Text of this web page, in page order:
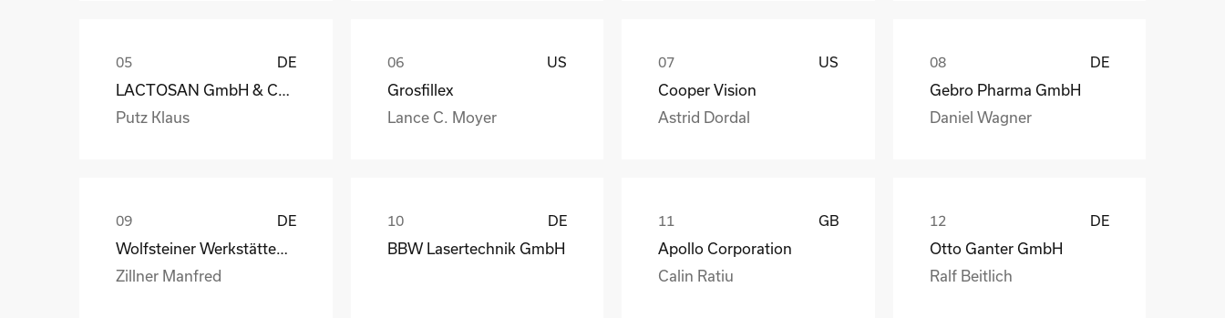
DE
Putz Klaus
US
Grosfillex
Lance C. Moyer
US
Cooper Vision
Astrid Dordal
DE
Gebro Pharma GmbH
Daniel Wagner
DE
Wolfsteiner Werkstätten, Außenstelle Industriemo
Zillner Manfred
DE
BBW Lasertechnik GmbH
GB
Apollo Corporation
Calin Ratiu
DE
Otto Ganter GmbH
Ralf Beitlich